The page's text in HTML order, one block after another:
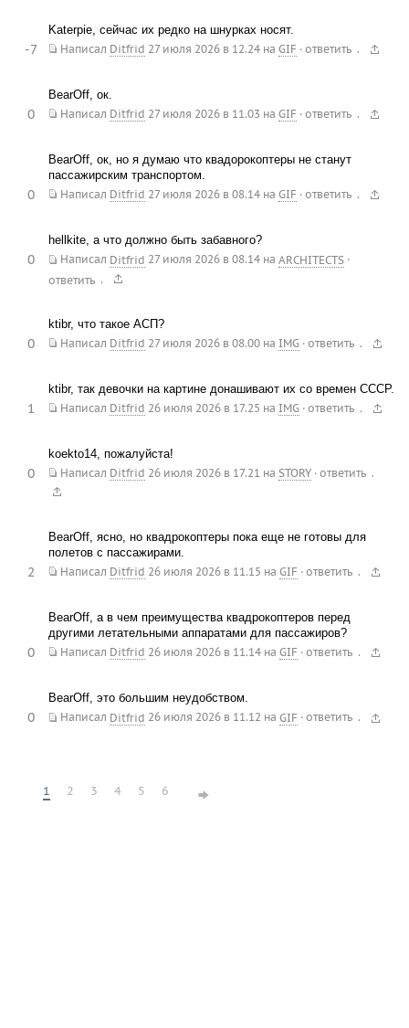
Katerpie, сейчас их редко на шнурках носят.
Написал Ditfrid 27 июля 2026 в 12.24на GIF · ответить .
-7
BearOff, ок.
Написал Ditfrid 27 июля 2026 в 11.03 на GIF · ответить .
0
BearOff, ок, но я думаю что квадорокоптеры не станут
пассажирским транспортом.
Написал Ditfrid 27 июля 2026 в 08.14на GIF · ответить .
0
hellkite, а что должно быть забавного?
Написал Ditfrid 27 июля 2026 в 08.14на ARCHITECTS ·
ответить .
0
ktibr, что такое АСП?
Написал Ditfrid 27 июля 2026 в 08.00на IMG · ответить .
0
ktibr, так девочки на картине донашивают их со времен СССР.
Написал Ditfrid 26 июля 2026 в 17.25 на IMG · ответить .
1
koekto14, пожалуйста!
Написал Ditfrid 26 июля 2026 в 17.21 на STORY · ответить .
0
BearOff, ясно, но квадрокоптеры пока еще не готовы для
полетов с пассажирами.
Написал Ditfrid 26 июля 2026 в 11.15 на GIF · ответить .
2
BearOff, а в чем преимущества квадрокоптеров перед
другими летательными аппаратами для пассажиров?
Написал Ditfrid 26 июля 2026 в 11.14на GIF · ответить .
0
BearOff, это большим неудобством.
Написал Ditfrid 26 июля 2026 в 11.12 на GIF · ответить .
0
1 2 3 4 5 6